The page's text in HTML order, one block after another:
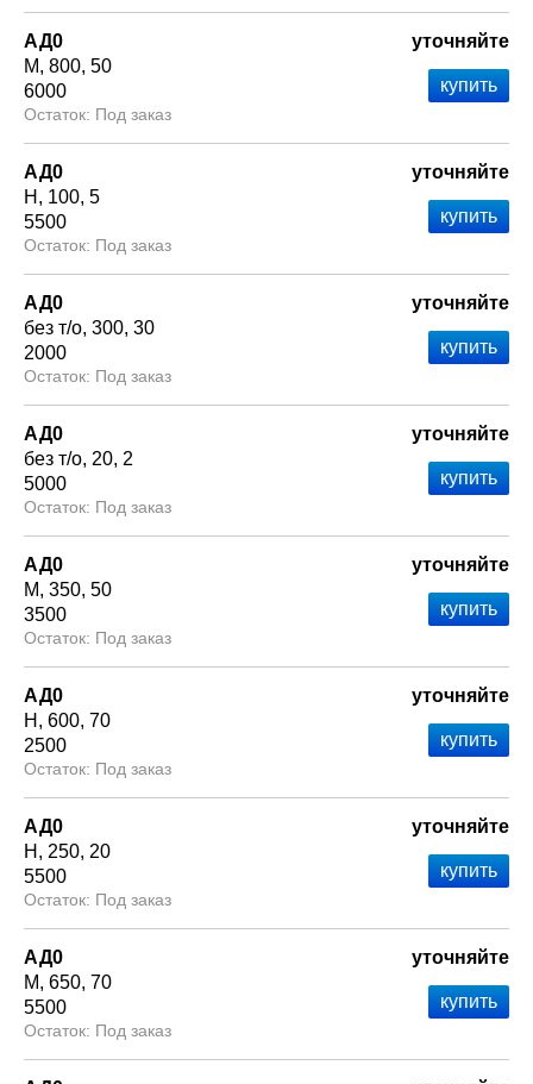
АД0
М 800 50
6000
Под заказ
уточняйте
АД0
Н
100 5
5500
Под заказ
уточняйте
АД0
без т/о 300 30
2000
Под заказ
уточняйте
АД0
без т/о 20 2
5000
Под заказ
уточняйте
АД0
М 350 50
3500
Под заказ
уточняйте
АД0
Н
600 70
2500
Под заказ
уточняйте
АД0
Н
250 20
5500
Под заказ
уточняйте
АД0
М 650 70
5500
Под заказ
уточняйте